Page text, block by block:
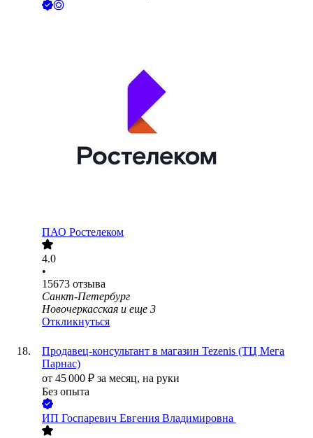
ПАО Ростелеком
4.0
•
15673 отзыва
Санкт-Петербург
Новочеркасская и еще 3
Откликнуться
Продавец-консультант в магазин Tezenis (ТЦ Мега
Парнас)
от 45 000 ₽ за месяц, на руки
Без опыта
ИП Госпаревич Евгения Владимировна